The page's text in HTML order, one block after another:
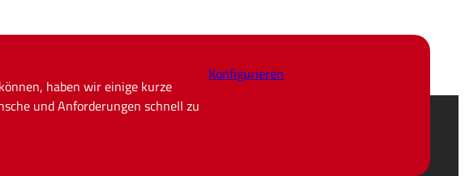
haben wir einige kurze
und Anforderungen schnell zu
Konfigurieren